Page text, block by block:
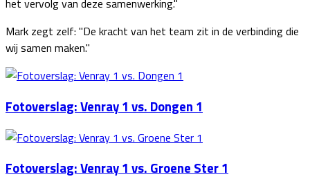
het vervolg van deze samenwerking."
Mark zegt zelf: "De kracht van het team zit in de verbinding die
wij samen maken."
Fotoverslag: Venray 1 vs. Dongen 1
Fotoverslag: Venray 1 vs. Groene Ster 1